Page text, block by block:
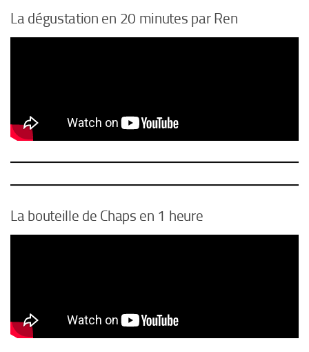
La dégustation en 20 minutes par Ren
La bouteille de Chaps en 1 heure